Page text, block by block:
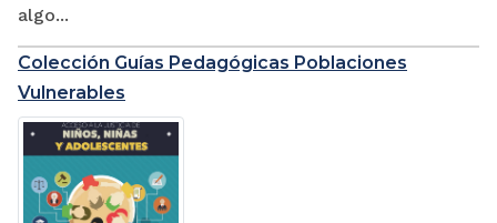
algo...
Colección Guías Pedagógicas Poblaciones
Vulnerables